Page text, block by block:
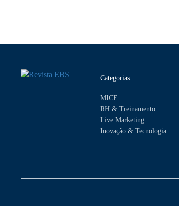
Categorias
MICE
RH & Treinamento
Live Marketing
Inovação & Tecnologia